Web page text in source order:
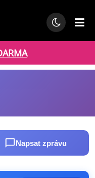
Napsat zprávu